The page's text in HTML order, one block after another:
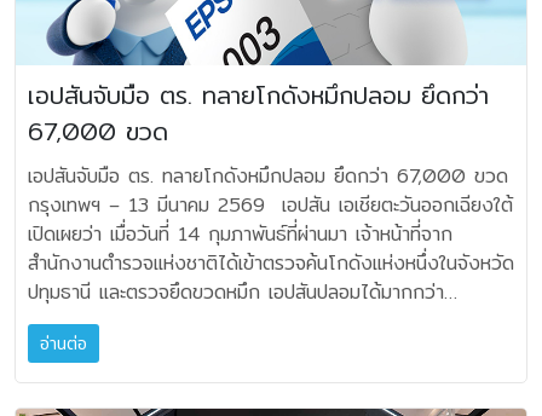
Espresso ราคา 129,000 บาท (ประกอบ
ด้วย JBL MA510 และชุดลำโพง JBL Stage) • Classic
Latte ราคา 129,000 บาท (ประกอบ
ด้วย JBL MA510 และชุดลำโพง JBL Stage) • Double
Espresso ราคา 129,000 บาท (ประกอบ
ด้วย Denon AVR-X1800H และชุดลำโพง JBL Stage)
**แถมฟรี JBL Bar 800 มูลค่า 29,900 บาท เมื่อซื้อเซ็ต
Classic Espresso, Classic Latte หรือ Double
Espresso • Atmos Classic Espresso ราคา
169,000 บาท (ประกอบด้วย JBL MA710 และชุดลำโพง
JBL Stage) • Atmos Classic Latte
ราคา 169,000 บาท (ประกอบด้วย JBL MA710 และชุด
ลำโพง JBL Stage) • Premium Espresso
ราคา 199,000 บาท (ประกอบด้วย JBL MA7100H และ
ราคาพิเศษ 24,605 บาท • Denon DP-3000NE
ราคาพิเศษ 72,105 บาท ระยะเวลาโปรโมชันตั้งแต่วันที่
15 มี.ค. 2569 – 30 เม.ย. 2569 นี้เท่านั้น หาซื้อได้ที่ร้านค้า
ตัวแทนจำหน่ายทั่วประเทศ, ร้าน SOUNDLAB, ร้าน Sound
City, Mahajak Online และโชว์รูมมหาจักรฯ ทุกสาขา เงื่อนไข
โปรโมชันและการรับของแถม - ระยะเวลาโปรโมชัน 15 มีนาคม
2569 – 30 เมษายน 2569 - โปรโมชันนี้เฉพาะสินค้าที่ร่วม
รายการเท่านั้น - สินค้าราคาโปรโมชันรวม VAT 7% แล้ว -
สิทธิ์รับของแถม เฉพาะสินค้าที่ร่วมรายการตามเงื่อนไข และ
สามารถแลกรับสินค้าของแถมได้ 1 ชิ้น/ชุดเท่านั้น - สามารถลง
ทะเบียนรับสินค้าของแถมได้ไม่เกินวันที่ 15 พฤษภาคม 2569
(ใบเสร็จจะต้องซื้อสินค้าภายในวันที่ 15 มีนาคม 2569 – 30
เมษายน 2569) - สินค้าของแถมไม่สามารถเลือกสี/รุ่น และมี
จำนวนจำกัด - สินค้าของแถมไม่สามารถเปลี่ยนเป็นเงินสดได้ -
อย่าง Harman Kardon Aura Studio 5 และ Harman
Kardon Aura Studio 5 Wi-Fi ที่ผสานความงามของแสงไฟ
เข้ากับมิติเสียงทรงพลัง ต่อมาที่ ลำโพงดีไซน์ไอคอนิกอย่าง
Harman Kardon Soundsticks 5 และ Harman Kardon
Soundsticks 5 Wi-Fi ที่ยังคงเอกลักษณ์โปร่งใสเหนือกาล
เวลา นอกจากนี้ยังมี ลำโพงบลูทูธแบบพกพา Harman
Kardon Luna 2 ที่ตอบโจทย์ไลฟ์สไตล์คนเมือง และสุดท้ายกับ
กลุ่มซาวด์บาร์ Harman Kardon Enchant Series ที่ยก
ระดับประสบการณ์โฮมเอนเตอร์เทนเมนต์ด้วยประสิทธิภาพแสง สี
เสียงอย่างเต็มรูปแบบ โดยในงานยังได้รับเกียรติจาก 2 นัก
แสดงหนุ่มชื่อดัง ต่อ-ธนภพ ลีรัตนขจร และ เจเจ-กฤษณภูมิ
พิบูลสงคราม มาร่วมถ่ายทอดเสน่ห์และไลฟ์สไตล์อันโดดเด่นผ่าน
ผลิตภัณฑ์จาก “ฮาร์แมน คาร์ดอน” (Harman Kardon) คุณ
ทิยา กาญจนชัยภูมิ ประธานเจ้าหน้าที่ฝ่ายปฏิบัติการ กลุ่มธุรกิจ
เอปสันจับมือ ตร. ทลายโกดังหมึกปลอม ยึดกว่า
67,000 ขวด
เอปสันจับมือ ตร. ทลายโกดังหมึกปลอม ยึดกว่า 67,000 ขวด
กรุงเทพฯ – 13 มีนาคม 2569 เอปสัน เอเชียตะวันออกเฉียงใต้
เปิดเผยว่า เมื่อวันที่ 14 กุมภาพันธ์ที่ผ่านมา เจ้าหน้าที่จาก
สำนักงานตำรวจแห่งชาติได้เข้าตรวจค้นโกดังแห่งหนึ่งในจังหวัด
ปทุมธานี และตรวจยึดขวดหมึก เอปสันปลอมได้มากกว่า
58,000 ขวด ซึ่งนับเป็นหนึ่งในการตรวจยึดหมึกเอปสันปลอม
ครั้งใหญ่ที่สุดในประเทศไทย จากการเข้าตรวจค้นดังกล่าว เจ้า
หน้าที่ได้ควบคุมตัวผู้ดูแลโกดังเพื่อสอบสวนเพิ่มเติม โดยผลการ
สืบสวนพบว่า ขวดหมึกปลอมจำนวนดังกล่าวถูกนำเข้าจาก
อ่านต่อ